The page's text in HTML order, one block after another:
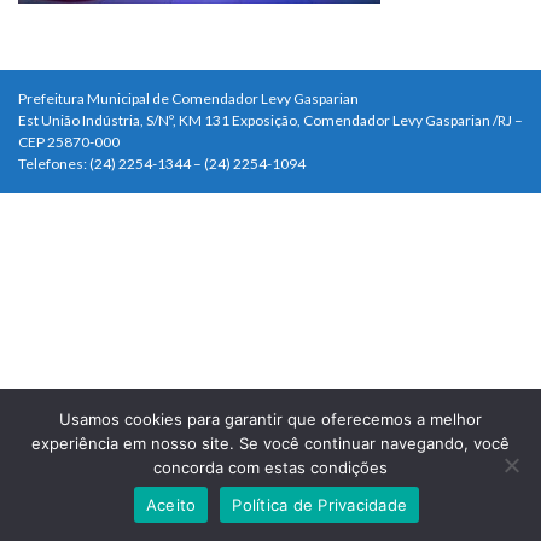
Prefeitura Municipal de Comendador Levy Gasparian
Est União Indústria, S/Nº, KM 131 Exposição, Comendador Levy Gasparian /RJ –
CEP 25870-000
Telefones: (24) 2254-1344 – (24) 2254-1094
Usamos cookies para garantir que oferecemos a melhor
experiência em nosso site. Se você continuar navegando, você
concorda com estas condições
Aceito
Política de Privacidade